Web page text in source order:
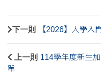
下一則 【2026】大學入
上一則 114學年度新生
單